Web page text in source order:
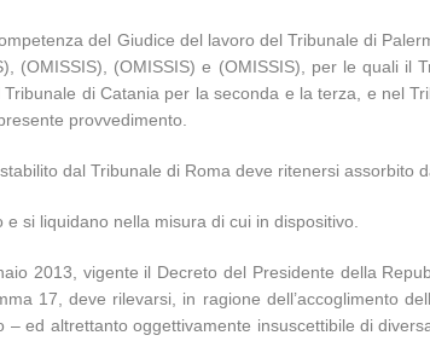
del Giudice del lavoro del Tribunale di
(OMISSIS), (OMISSIS) e (OMISSIS), per le quali il
di Catania per la seconda e la terza, e nel
provvedimento.
dal Tribunale di Roma deve ritenersi assorbito
si liquidano nella misura di cui in dispositivo.
2013, vigente il Decreto del Presidente della
17, deve rilevarsi, in ragione dell’accoglimento
– ed altrettanto oggettivamente insuscettibile di